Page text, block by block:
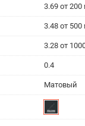
3.69 от
3.48 от
3.28 от
0.4
Матовый